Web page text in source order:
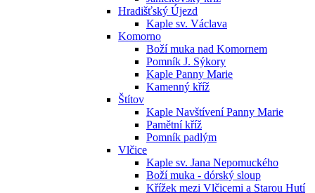
Hradišťský Újezd
Kaple sv. Václava
Komorno
Boží muka nad Komornem
Pomník J. Sýkory
Kaple Panny Marie
Kamenný kříž
Štítov
Kaple Navštívení Panny Marie
Pamětní kříž
Pomník padlým
Vlčice
Kaple sv. Jana Nepomuckého
Boží muka - dórský sloup
Křížek mezi Vlčicemi a Starou Hutí